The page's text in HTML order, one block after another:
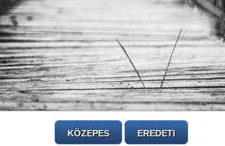
KÖZEPES EREDETI